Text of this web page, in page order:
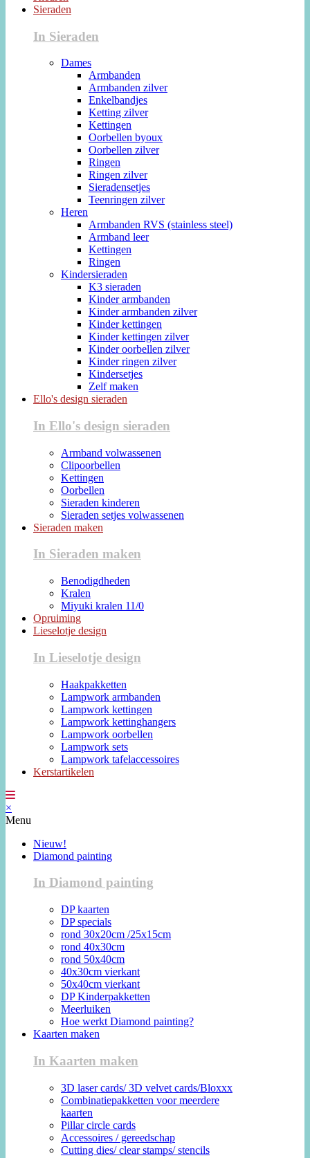
Sieraden
In Sieraden
Dames
Armbanden
Armbanden zilver
Enkelbandjes
Ketting zilver
Kettingen
Oorbellen byoux
Oorbellen zilver
Ringen
Ringen zilver
Sieradensetjes
Teenringen zilver
Heren
Armbanden RVS (stainless steel)
Armband leer
Kettingen
Ringen
Kindersieraden
K3 sieraden
Kinder armbanden
Kinder armbanden zilver
Kinder kettingen
Kinder kettingen zilver
Kinder oorbellen zilver
Kinder ringen zilver
Kindersetjes
Zelf maken
Ello's design sieraden
In Ello's design sieraden
Armband volwassenen
Clipoorbellen
Kettingen
Oorbellen
Sieraden kinderen
Sieraden setjes volwassenen
Sieraden maken
In Sieraden maken
Benodigdheden
Kralen
Miyuki kralen 11/0
Opruiming
Lieselotje design
In Lieselotje design
Haakpakketten
Lampwork armbanden
Lampwork kettingen
Lampwork kettinghangers
Lampwork oorbellen
Lampwork sets
Lampwork tafelaccessoires
Kerstartikelen
×
Menu
Nieuw!
Diamond painting
In Diamond painting
DP kaarten
DP specials
rond 30x20cm /25x15cm
rond 40x30cm
rond 50x40cm
40x30cm vierkant
50x40cm vierkant
DP Kinderpakketten
Meerluiken
Hoe werkt Diamond painting?
Kaarten maken
In Kaarten maken
3D laser cards/ 3D velvet cards/Bloxxx
Combinatiepakketten voor meerdere
kaarten
Pillar circle cards
Accessoires / gereedschap
Cutting dies/ clear stamps/ stencils